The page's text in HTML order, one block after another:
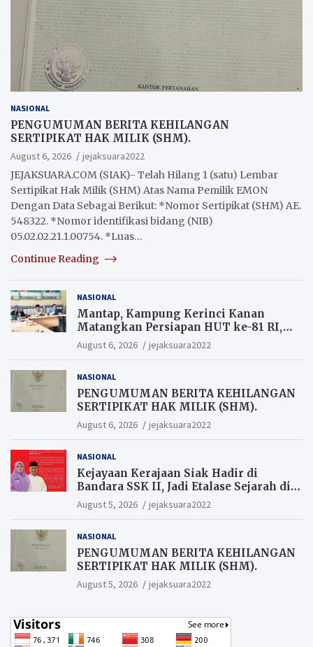
NASIONAL
PENGUMUMAN BERITA KEHILANGAN
SERTIPIKAT HAK MILIK (SHM).
August 6, 2026
jejaksuara2022
JEJAKSUARA.COM (SIAK)- Telah Hilang 1 (satu) Lembar
Sertipikat Hak Milik (SHM) Atas Nama Pemilik EMON
Dengan Data Sebagai Berikut: *Nomor Sertipikat (SHM) AE.
548322. *Nomor identifikasi bidang (NIB)
05.02.02.21.1.00754. *Luas…
Continue Reading
NASIONAL
Mantap, Kampung Kerinci Kanan
Matangkan Persiapan HUT ke-81 RI,
Warga yang ikut Upacara
Berkesempatan Raih Hadiah
August 6, 2026 jejaksuara2022
NASIONAL
PENGUMUMAN BERITA KEHILANGAN
SERTIPIKAT HAK MILIK (SHM).
August 6, 2026 jejaksuara2022
NASIONAL
Kejayaan Kerajaan Siak Hadir di
Bandara SSK II, Jadi Etalase Sejarah di
Gerbang Riau
August 5, 2026 jejaksuara2022
NASIONAL
PENGUMUMAN BERITA KEHILANGAN
SERTIPIKAT HAK MILIK (SHM).
August 5, 2026 jejaksuara2022